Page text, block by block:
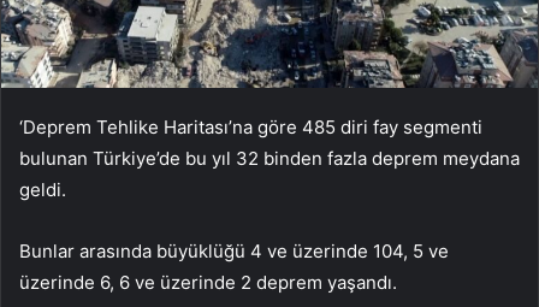
‘Deprem Tehlike Haritası’na göre 485 diri fay segmenti
bulunan Türkiye’de bu yıl 32 binden fazla deprem meydana
geldi.
Bunlar arasında büyüklüğü 4 ve üzerinde 104, 5 ve
üzerinde 6, 6 ve üzerinde 2 deprem yaşandı.